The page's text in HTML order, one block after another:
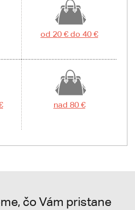
od 20 € do 40 €
nad 80 €
čo Vám pristane